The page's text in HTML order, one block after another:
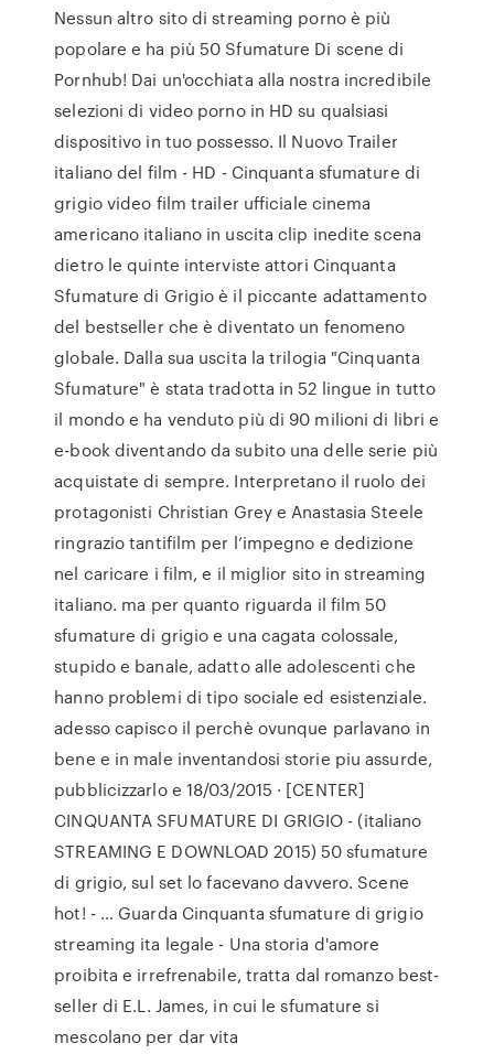
Nessun altro sito di streaming porno è più
popolare e ha più 50 Sfumature Di scene di
Pornhub! Dai un'occhiata alla nostra incredibile
selezioni di video porno in HD su qualsiasi
dispositivo in tuo possesso. Il Nuovo Trailer
italiano del film - HD - Cinquanta sfumature di
grigio video film trailer ufficiale cinema
americano italiano in uscita clip inedite scena
dietro le quinte interviste attori Cinquanta
Sfumature di Grigio è il piccante adattamento
del bestseller che è diventato un fenomeno
globale. Dalla sua uscita la trilogia "Cinquanta
Sfumature" è stata tradotta in 52 lingue in tutto
il mondo e ha venduto più di 90 milioni di libri e
e-book diventando da subito una delle serie più
acquistate di sempre. Interpretano il ruolo dei
protagonisti Christian Grey e Anastasia Steele
ringrazio tantifilm per l’impegno e dedizione
nel caricare i film, e il miglior sito in streaming
italiano. ma per quanto riguarda il film 50
sfumature di grigio e una cagata colossale,
stupido e banale, adatto alle adolescenti che
hanno problemi di tipo sociale ed esistenziale.
adesso capisco il perchè ovunque parlavano in
bene e in male inventandosi storie piu assurde,
pubblicizzarlo e 18/03/2015 · [CENTER]
CINQUANTA SFUMATURE DI GRIGIO - (italiano
STREAMING E DOWNLOAD 2015) 50 sfumature
di grigio, sul set lo facevano davvero. Scene
hot! - … Guarda Cinquanta sfumature di grigio
streaming ita legale - Una storia d'amore
proibita e irrefrenabile, tratta dal romanzo best-
seller di E.L. James, in cui le sfumature si
mescolano per dar vita